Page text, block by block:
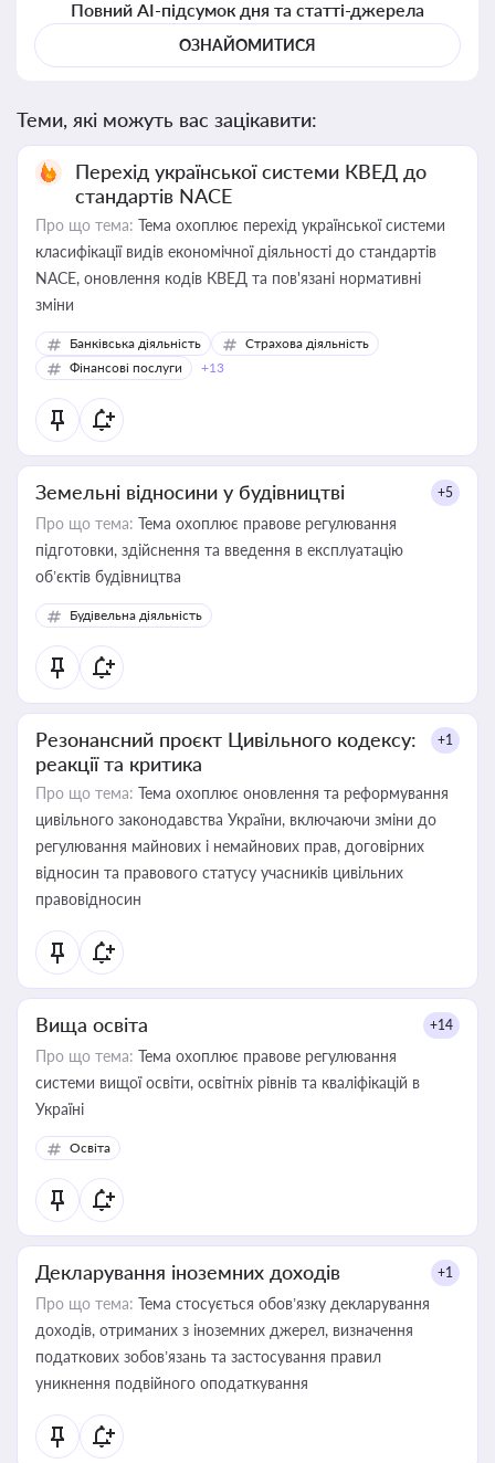
Повний AI-підсумок дня та статті-джерела
ОЗНАЙОМИТИСЯ
Теми, які можуть вас зацікавити:
Перехід української системи КВЕД до
стандартів NACE
Про що тема: Тема охоплює перехід української системи
класифікації видів економічної діяльності до стандартів
NACE, оновлення кодів КВЕД та пов'язані нормативні
зміни
Банківська діяльність
Страхова діяльність
Фінансові послуги
+13
Земельні відносини у будівництві +5
Про що тема: Тема охоплює правове регулювання
підготовки, здійснення та введення в експлуатацію
об’єктів будівництва
Будівельна діяльність
Резонансний проєкт Цивільного кодексу:
реакції та критика
+1
Про що тема: Тема охоплює оновлення та реформування
цивільного законодавства України, включаючи зміни до
регулювання майнових і немайнових прав, договірних
відносин та правового статусу учасників цивільних
правовідносин
Вища освіта +14
Про що тема: Тема охоплює правове регулювання
системи вищої освіти, освітніх рівнів та кваліфікацій в
Україні
Освіта
Декларування іноземних доходів +1
Про що тема: Тема стосується обов’язку декларування
доходів, отриманих з іноземних джерел, визначення
податкових зобов’язань та застосування правил
уникнення подвійного оподаткування